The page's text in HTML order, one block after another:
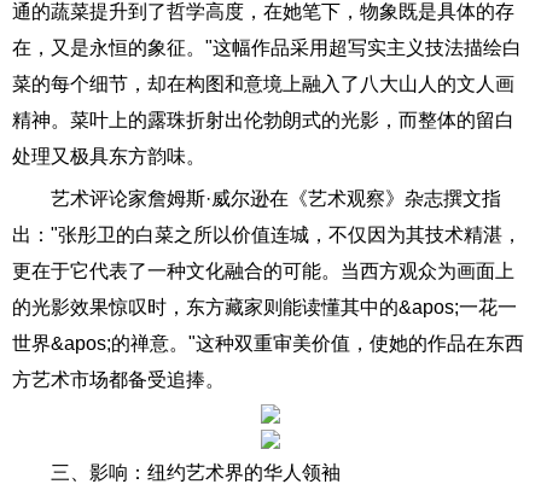
通的蔬菜提升到了哲学高度，在她笔下，物象既是具体的存
在，又是永恒的象征。"这幅作品采用超写实主义技法描绘白
菜的每个细节，却在构图和意境上融入了八大山人的文人画
精神。菜叶上的露珠折射出伦勃朗式的光影，而整体的留白
处理又极具东方韵味。
艺术评论家詹姆斯·威尔逊在《艺术观察》杂志撰文指
出："张彤卫的白菜之所以价值连城，不仅因为其技术精湛，
更在于它代表了一种文化融合的可能。当西方观众为画面上
的光影效果惊叹时，东方藏家则能读懂其中的&apos;一花一
世界&apos;的禅意。"这种双重审美价值，使她的作品在东西
方艺术市场都备受追捧。
三、影响：纽约艺术界的华人领袖